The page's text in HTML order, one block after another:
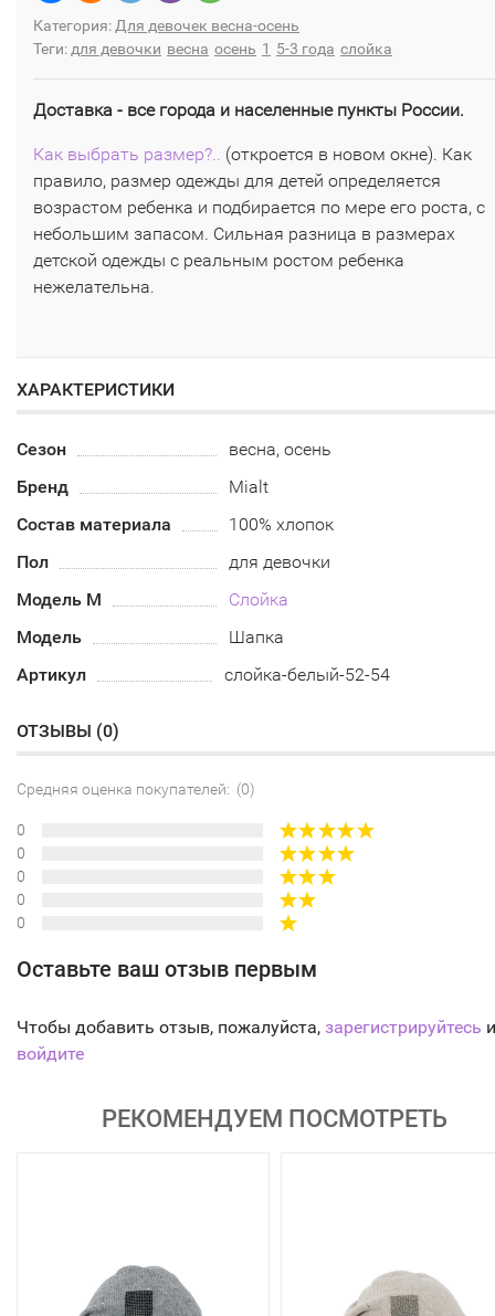
Категория:Для девочек весна-осень
Теги:для девочки весна осень 1 5-3 года слойка
Доставка - все города и населенные пункты России.
Как выбрать размер?.. (откроется в новом окне). Как
правило, размер одежды для детей определяется
возрастом ребенка и подбирается по мере его роста, с
небольшим запасом. Сильная разница в размерах
детской одежды с реальным ростом ребенка
нежелательна.
ХАРАКТЕРИСТИКИ
Сезон
весна, осень
Бренд
Mialt
Состав материала
100% хлопок
Пол
для девочки
Модель М
Слойка
Модель
Шапка
Артикул
слойка-белый-52-54
ОТЗЫВЫ (0)
Средняя оценка покупателей: (0)
0
0
0
0
0
Оставьте ваш отзыв первым
Чтобы добавить отзыв, пожалуйста, зарегистрируйтесь
войдите
РЕКОМЕНДУЕМ ПОСМОТРЕТЬ